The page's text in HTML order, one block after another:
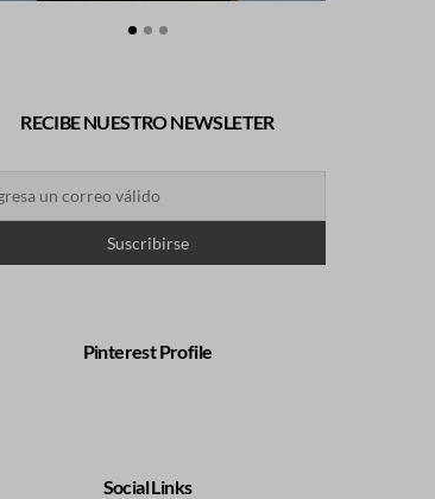
RECIBE NUESTRO NEWSLETER
Pinterest Profile
Social Links